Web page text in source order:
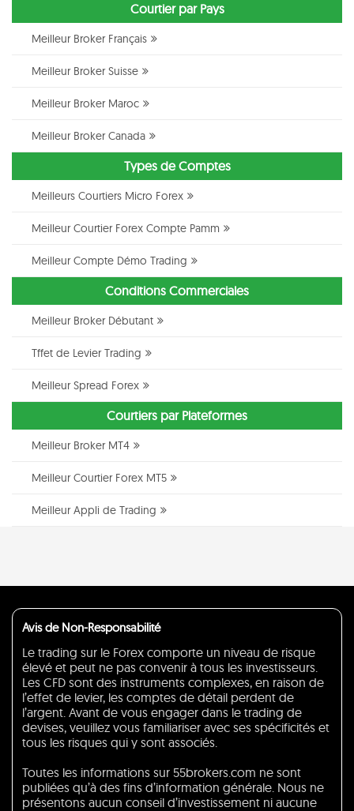
Courtier par Pays
Meilleur Broker Français
Meilleur Broker Suisse
Meilleur Broker Maroc
Meilleur Broker Canada
Types de Comptes
Meilleurs Courtiers Micro Forex
Meilleur Courtier Forex Compte Pamm
Meilleur Compte Démo Trading
Conditions Commerciales
Meilleur Broker Débutant
Tffet de Levier Trading
Meilleur Spread Forex
Courtiers par Plateformes
Meilleur Broker MT4
Meilleur Courtier Forex MT5
Meilleur Appli de Trading
Avis de Non-Responsabilité
Le trading sur le Forex comporte un niveau de risque
élevé et peut ne pas convenir à tous les investisseurs.
Les CFD sont des instruments complexes, en raison de
l’effet de levier, les comptes de détail perdent de
l’argent. Avant de vous engager dans le trading de
devises, veuillez vous familiariser avec ses spécificités et
tous les risques qui y sont associés.
Toutes les informations sur 55brokers.com ne sont
publiées qu’à des fins d’information générale. Nous ne
présentons aucun conseil d’investissement ni aucune